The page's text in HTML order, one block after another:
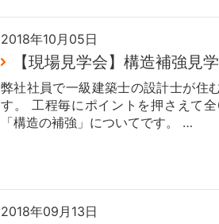
2018年10月05日
【現場見学会】構造補強見
弊社社員で一級建築士の設計士が住
す。 工程毎にポイントを押さえて
「構造の補強」についてです。 …
2018年09月13日